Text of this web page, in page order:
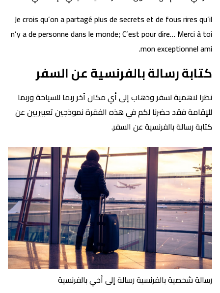
Je crois qu’on a partagé plus de secrets et de fous rires qu’il
n’y a de personne dans le monde; C’est pour dire… Merci à toi
mon exceptionnel ami.
كتابة رسالة بالفرنسية عن السفر
نظرا لاهمية لسفر وذهاب إلى أي مكان آخر ربما للسياحة وربما
للإقامة فقد حضرنا لكم في هذه الفقرة نموذجين تعبيريين عن
كتابة رسالة بالفرنسية عن السفر.
رسالة شخصية بالفرنسية رسالة إلى أخي بالفرنسية